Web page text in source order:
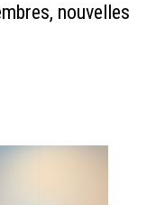
nouvelles